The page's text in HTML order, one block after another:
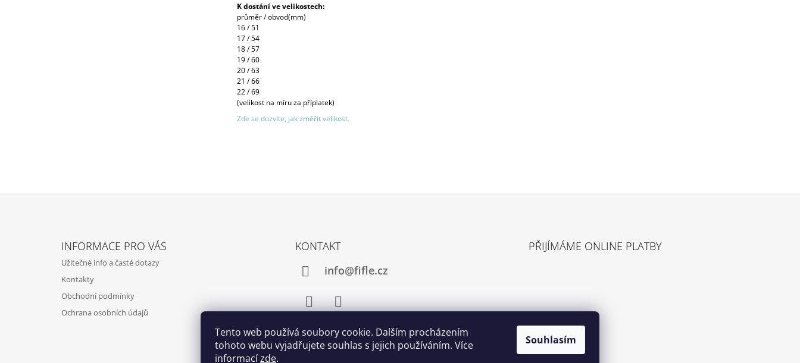
Tento web používá soubory cookie. Dalším procházením
tohoto webu vyjadřujete souhlas s jejich používáním. Více
informacízde.
Souhlasím
K dostání ve velikostech:
průměr / obvod(mm)
16 / 51
17 / 54
18 / 57
19 / 60
20 / 63
21 / 66
22 / 69
(velikost na míru za příplatek)
Zde se dozvíte, jak změřit velikost.
INFORMACE PRO VÁS
Užitečné info a časté dotazy
Kontakty
Obchodní podmínky
Ochrana osobních údajů
KONTAKT
info@fifle.cz
PŘIJÍMÁME ONLINE PLATBY